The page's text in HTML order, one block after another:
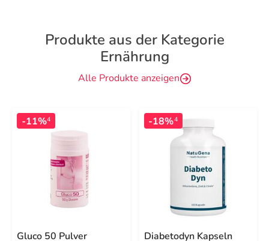
Produkte aus der Kategorie
Ernährung
Alle Produkte anzeigen
-11%4
Gluco 50 Pulver
-18%4
Diabetodyn Kapseln